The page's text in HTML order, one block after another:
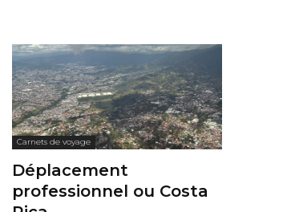
Carnets de voyage
Déplacement
professionnel ou Costa